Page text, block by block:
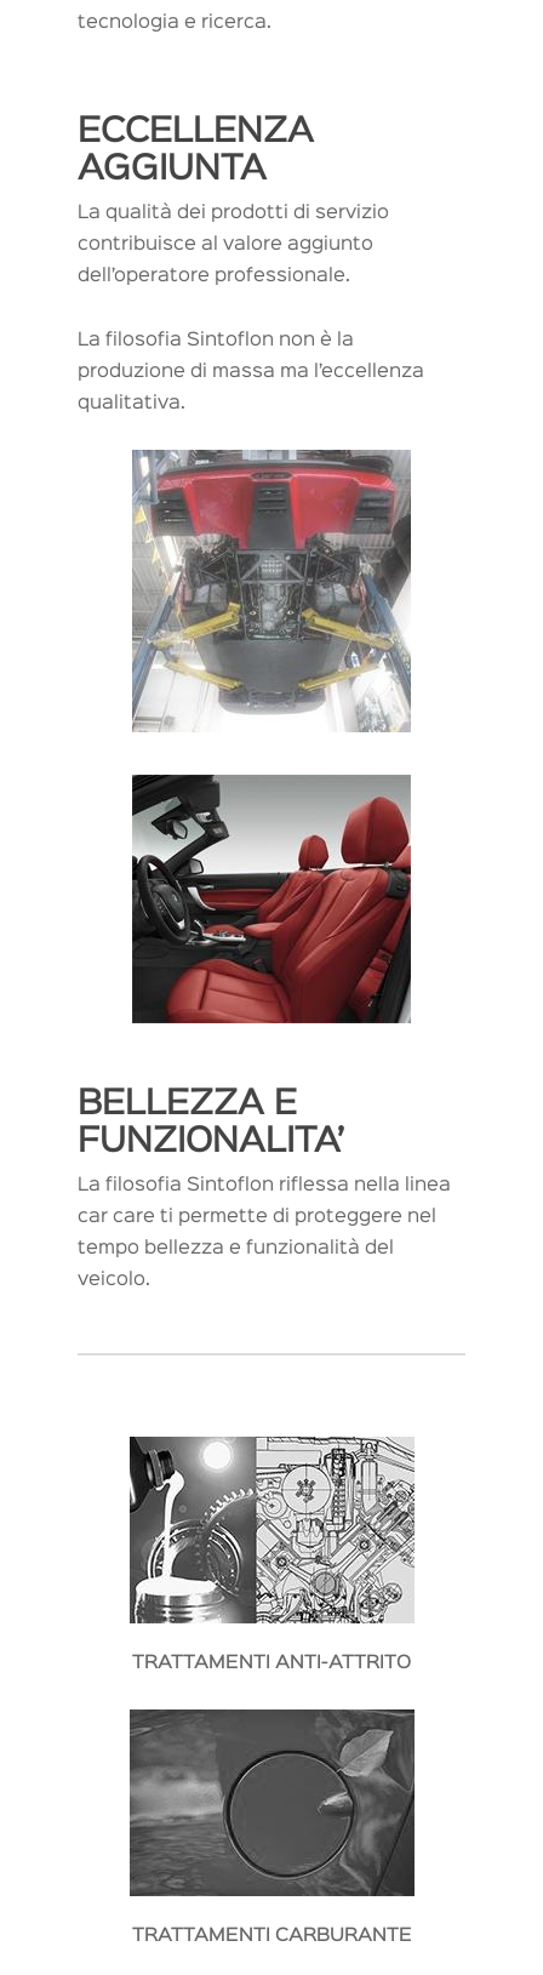
tecnologia e ricerca.
ECCELLENZA
AGGIUNTA
La qualità dei prodotti di servizio
contribuisce al valore aggiunto
dell’operatore professionale.
La filosofia Sintoflon non è la
produzione di massa ma l’eccellenza
qualitativa.
BELLEZZA E
FUNZIONALITA’
La filosofia Sintoflon riflessa nella linea
car care ti permette di proteggere nel
tempo bellezza e funzionalità del
veicolo.
TRATTAMENTI ANTI-ATTRITO
TRATTAMENTI CARBURANTE